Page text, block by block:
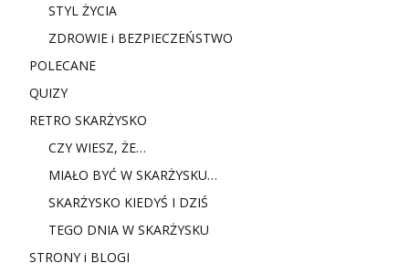
STYL ŻYCIA
ZDROWIE i BEZPIECZEŃSTWO
POLECANE
QUIZY
RETRO SKARŻYSKO
CZY WIESZ, ŻE…
MIAŁO BYĆ W SKARŻYSKU…
SKARŻYSKO KIEDYŚ I DZIŚ
TEGO DNIA W SKARŻYSKU
STRONY i BLOGI